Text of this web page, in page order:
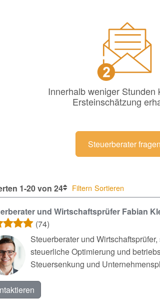
Innerhalb weniger Stunden
Ersteinschätzung
Steuerberater fragen
1-20 von 24 Filtern Sortieren
und Wirtschaftsprüfer Fabian
(74)
Steuerberater und
steuerliche Optimierung und
Steuersenkung und